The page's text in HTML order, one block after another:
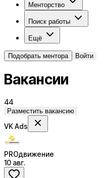
Менторство
Поиск работы
Ещё
Подобрать ментора Войти
Вакансии
44
Разместить вакансию
VK Ads
PROдвижение
10 авг.